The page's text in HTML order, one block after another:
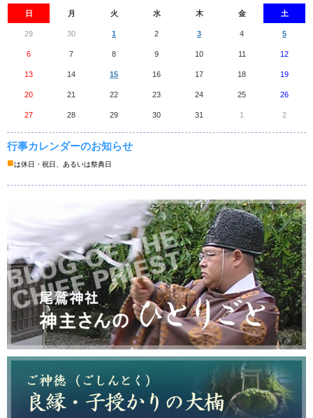
日 月 火 水 木 金 土
29 30 1 2 3 4 5
6 7 8 9 10 11 12
13 14 15 16 17 18 19
20 21 22 23 24 25 26
27 28 29 30 31 1 2
行事カレンダーのお知らせ
■は休日・祝日、あるいは祭典日